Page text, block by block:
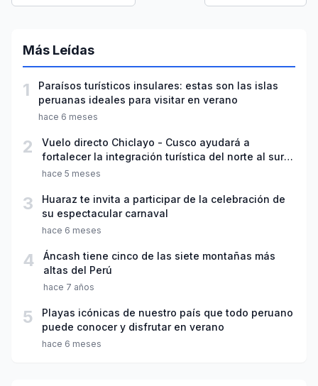
Más Leídas
1
Paraísos turísticos insulares: estas son las islas
peruanas ideales para visitar en verano
hace 6 meses
2
Vuelo directo Chiclayo - Cusco ayudará a
fortalecer la integración turística del norte al sur
del país
hace 5 meses
3
Huaraz te invita a participar de la celebración de
su espectacular carnaval
hace 6 meses
4
Áncash tiene cinco de las siete montañas más
altas del Perú
hace 7 años
5
Playas icónicas de nuestro país que todo peruano
puede conocer y disfrutar en verano
hace 6 meses